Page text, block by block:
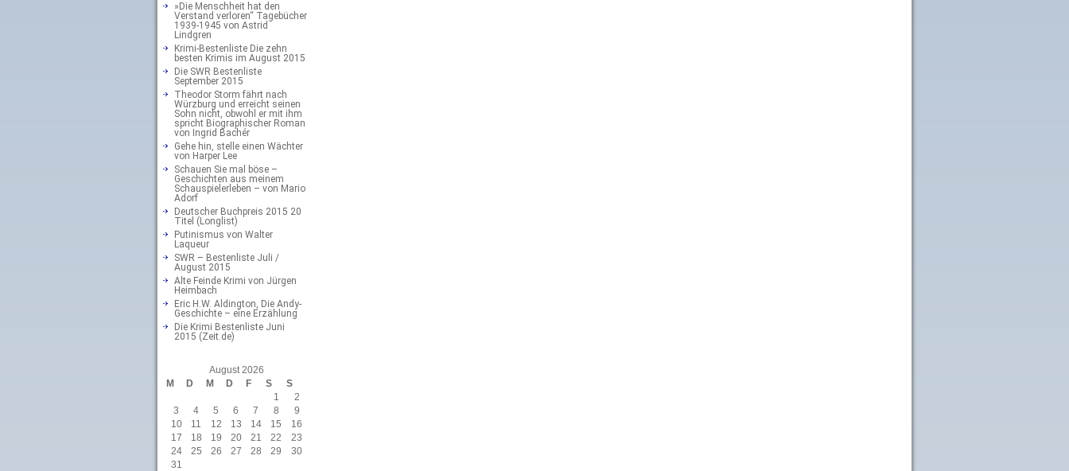
»Die Menschheit hat den
Verstand verloren“ Tagebücher
1939-1945 von Astrid
Lindgren
Krimi-Bestenliste Die zehn
besten Krimis im August 2015
Die SWR Bestenliste
September 2015
Theodor Storm fährt nach
Würzburg und erreicht seinen
Sohn nicht, obwohl er mit ihm
spricht Biographischer Roman
von Ingrid Bachér
Gehe hin, stelle einen Wächter
von Harper Lee
Schauen Sie mal böse –
Geschichten aus meinem
Schauspielerleben – von Mario
Adorf
Deutscher Buchpreis 2015 20
Titel (Longlist)
Putinismus von Walter
Laqueur
SWR – Bestenliste Juli /
August 2015
Alte Feinde Krimi von Jürgen
Heimbach
Eric H.W. Aldington, Die Andy-
Geschichte – eine Erzählung
Die Krimi Bestenliste Juni
2015 (Zeit.de)
August 2026
M
D M D F S S
1
2
3
4 5 6 7 8
9
10
11 12 13 14 15
16
17
18 19 20 21 22
23
24
25 26 27 28 29
30
31